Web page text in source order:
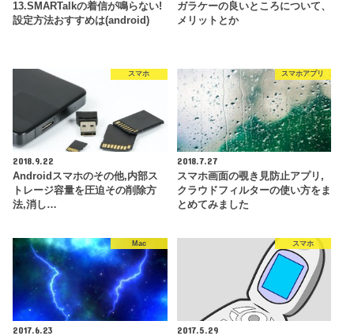
13.SMARTalkの着信が鳴らない!
設定方法おすすめは(android)
ガラケーの良いところについて、
メリットとか
スマホ
2018.9.22
Androidスマホのその他,内部ス
トレージ容量を圧迫その削除方
法,消し…
スマホアプリ
2018.7.27
スマホ画面の覗き見防止アプリ,
クラウドフィルターの使い方をま
とめてみました
Mac
2017.6.23
スマホ
2017.5.29